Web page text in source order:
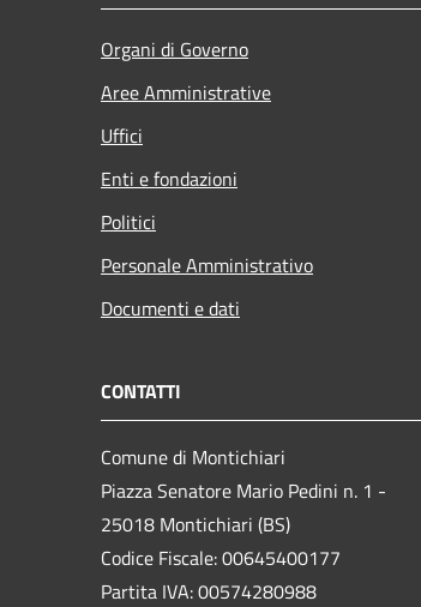
Organi di Governo
Aree Amministrative
Uffici
Enti e fondazioni
Politici
Personale Amministrativo
Documenti e dati
CONTATTI
Comune di Montichiari
Piazza Senatore Mario Pedini n. 1 -
25018 Montichiari (BS)
Codice Fiscale: 00645400177
Partita IVA: 00574280988